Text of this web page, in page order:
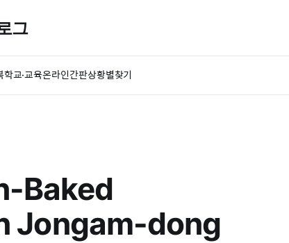
그
학교·교육온라인간판상황별찾기
Baked
Jongam-dong